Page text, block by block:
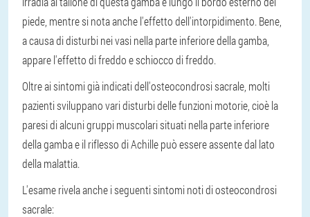
piede, mentre si nota anche l'effetto dell'intorpidimento. Bene,
a causa di disturbi nei vasi nella parte inferiore della gamba,
appare l'effetto di freddo e schiocco di freddo.
Oltre ai sintomi già indicati dell'osteocondrosi sacrale, molti
pazienti sviluppano vari disturbi delle funzioni motorie, cioè la
paresi di alcuni gruppi muscolari situati nella parte inferiore
della gamba e il riflesso di Achille può essere assente dal lato
della malattia.
L'esame rivela anche i seguenti sintomi noti di osteocondrosi
sacrale: